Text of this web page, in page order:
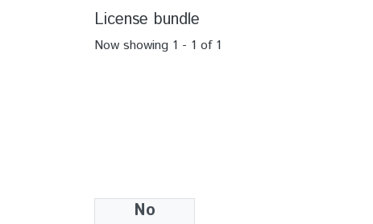
License bundle
Now showing 1 - 1 of 1
No